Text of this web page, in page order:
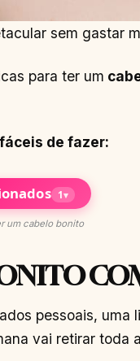
sem gastar
para ter um
de fazer:
1▾
um cabelo bonito
pessoais,
vai retirar toda